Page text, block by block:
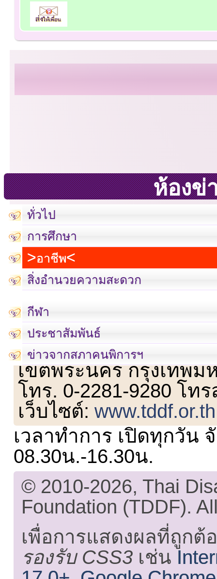
ห้องข่
ทั่วไป
การศึกษา
อาชีพ
สิ่งอำนวยความสะดวก
กีฬา
ประชาสัมพันธ์
ข่าวจากสภาคนพิการฯ
เลขที่ 23 ชั้น 2 ถนนวิ
เขตพระนคร กรุงเทพม
โทร. 0-2281-9280 โท
เว็บไซต์:www.tddf.or.th
เวลาทำการ เปิดทุกวัน
08.30น.-16.30น.
© 2010-2026, Thai
Foundation (TDDF).
เพื่อการแสดงผลที่ถูกต้
รองรับ CSS3 เช่น